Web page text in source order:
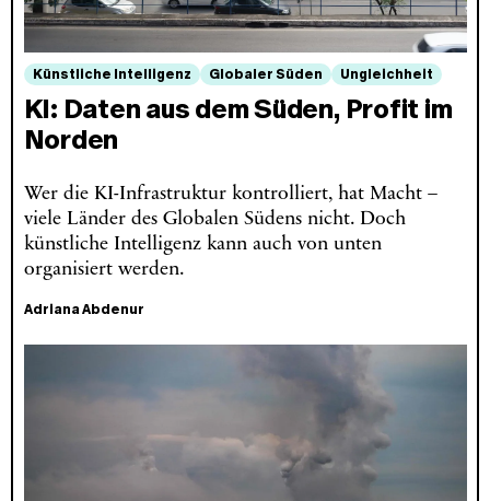
Künstliche Intelligenz Globaler Süden Ungleichheit
KI: Daten aus dem Süden, Profit im
Norden
Wer die KI-Infrastruktur kontrolliert, hat Macht –
viele Länder des Globalen Südens nicht. Doch
künstliche Intelligenz kann auch von unten
organisiert werden.
Adriana Abdenur